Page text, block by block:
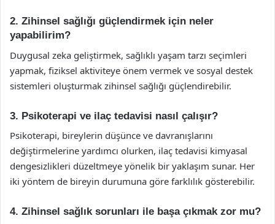
2. Zihinsel sağlığı güçlendirmek için neler
yapabilirim?
Duygusal zeka geliştirmek, sağlıklı yaşam tarzı seçimleri
yapmak, fiziksel aktiviteye önem vermek ve sosyal destek
sistemleri oluşturmak zihinsel sağlığı güçlendirebilir.
3. Psikoterapi ve ilaç tedavisi nasıl çalışır?
Psikoterapi, bireylerin düşünce ve davranışlarını
değiştirmelerine yardımcı olurken, ilaç tedavisi kimyasal
dengesizlikleri düzeltmeye yönelik bir yaklaşım sunar. Her
iki yöntem de bireyin durumuna göre farklılık gösterebilir.
4. Zihinsel sağlık sorunları ile başa çıkmak zor mu?